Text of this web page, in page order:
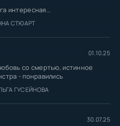
интересная...
СТЮАРТ
01.10.25
со смертью, истинное
- понравились
ГУСЕЙНОВА
30.07.25